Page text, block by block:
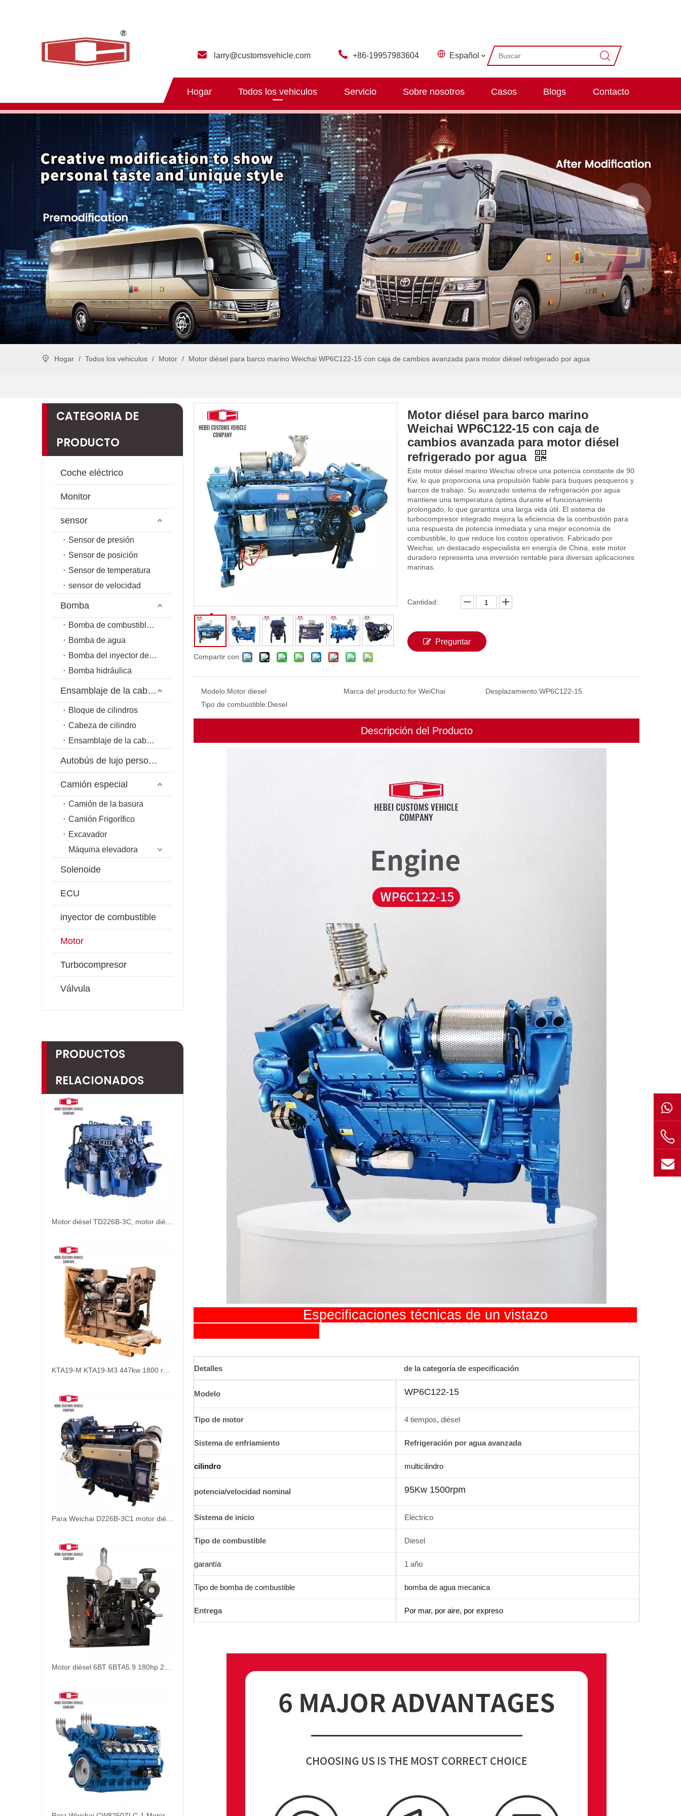
larry@customsvehicle.com +86-19957983604 Español
Hogar Todos los vehiculos Servicio Sobre nosotros Casos Blogs Contacto
Hogar / Todos los vehiculos / Motor / Motor diésel para barco marino Weichai WP6C122-15 con caja de cambios avanzada para motor diésel refrigerado por agua
CATEGORIA DE
PRODUCTO
Coche eléctrico
Monitor
sensor
Sensor de presión
Sensor de posición
Sensor de temperatura
sensor de velocidad
Bomba
Bomba de combustible de riel común
Bomba de agua
Bomba del inyector de combustible
Bomba hidráulica
Ensamblaje de la cabeza del cilindro
Bloque de cilindros
Cabeza de cilindro
Ensamblaje de la cabeza del cilindro
Autobús de lujo personalizado
Camión especial
Camión de la basura
Camión Frigorífico
Excavador
Máquina elevadora
Solenoide
ECU
inyector de combustible
Motor
Turbocompresor
Válvula
PRODUCTOS
RELACIONADOS
Compartir con:
Motor diésel para barco marino
Weichai WP6C122-15 con caja de
cambios avanzada para motor diésel
refrigerado por agua
Este motor diésel marino Weichai ofrece una potencia constante de 90
Kw, lo que proporciona una propulsión fiable para buques pesqueros y
barcos de trabajo. Su avanzado sistema de refrigeración por agua
mantiene una temperatura óptima durante el funcionamiento
prolongado, lo que garantiza una larga vida útil. El sistema de
turbocompresor integrado mejora la eficiencia de la combustión para
una respuesta de potencia inmediata y una mejor economía de
combustible, lo que reduce los costos operativos. Fabricado por
Weichai, un destacado especialista en energía de China, este motor
duradero representa una inversión rentable para diversas aplicaciones
marinas.
Cantidad:
Preguntar
Modelo:Motor diesel Marca del producto:for WeiChai Desplazamiento:WP6C122-15
Tipo de combustible:Diesel
Descripción del Producto
Especificaciones técnicas de un vistazo
Detalles de la categoría de especificación
Modelo WP6C122-15
Tipo de motor 4 tiempos, diésel
Sistema de enfriamiento Refrigeración por agua avanzada
cilindro multicilindro
potencia/velocidad nominal 95Kw 1500rpm
Sistema de inicio Eléctrico
Tipo de combustible Diesel
garantía 1 año
Tipo de bomba de combustible bomba de agua mecanica
Entrega Por mar, por aire, por expreso